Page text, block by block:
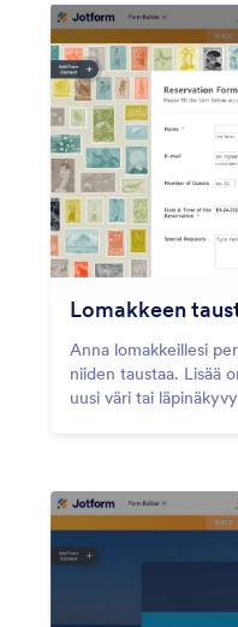
Lomakkeen
Anna lomakkeillesi
niiden taustaa. Lisää
uusi väri tai